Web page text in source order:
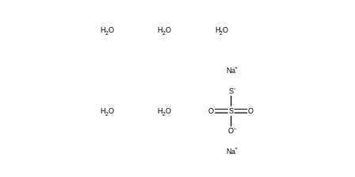
H2O H2O H2O
H2O H2O
Na
Na
O
S
S
O
O